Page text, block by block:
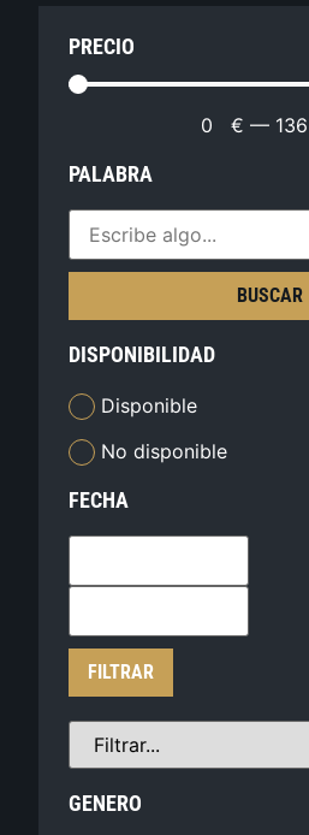
PRECIO
0 € — 136
PALABRA
BUSCAR
DISPONIBILIDAD
Disponible
No disponible
FECHA
FILTRAR
GENERO